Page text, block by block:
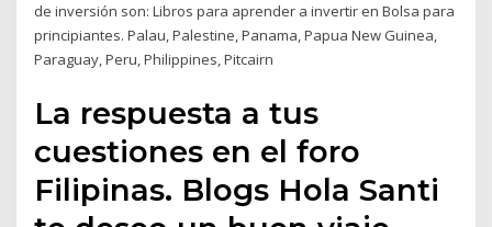
de inversión son: Libros para aprender a invertir en Bolsa para
principiantes. Palau, Palestine, Panama, Papua New Guinea,
Paraguay, Peru, Philippines, Pitcairn
La respuesta a tus
cuestiones en el foro
Filipinas. Blogs Hola Santi